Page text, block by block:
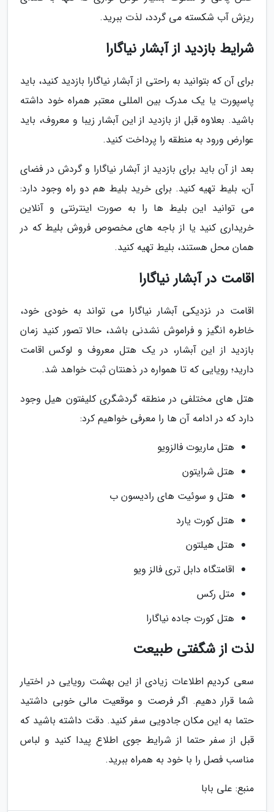
ریزش آب شکسته می گردد، لذت ببرید.
شرایط بازدید از آبشار نیاگارا
برای آن که بتوانید به راحتی از آبشار نیاگارا بازدید کنید، باید
پاسپورت یا یک مدرک بین المللی معتبر همراه خود داشته
باشید. بعلاوه قبل از بازدید از این آبشار زیبا و معروف، باید
عوارض ورود به منطقه را پرداخت کنید.
بعد از آن باید برای بازدید از آبشار نیاگارا و گردش در فضای
آن، بلیط تهیه کنید. برای خرید بلیط هم دو راه وجود دارد:
می توانید این بلیط ها را به صورت اینترنتی و آنلاین
خریداری کنید یا از باجه های مخصوص فروش بلیط که در
همان محل هستند، بلیط تهیه کنید.
اقامت در آبشار نیاگارا
اقامت در نزدیکی آبشار نیاگارا می تواند به خودی خود،
خاطره انگیز و فراموش نشدنی باشد، حالا تصور کنید زمان
بازدید از این آبشار، در یک هتل معروف و لوکس اقامت
دارید؛ رویایی که تا همواره در ذهنتان ثبت خواهد شد.
هتل های مختلفی در منطقه گردشگری کلیفتون هیل وجود
دارد که در ادامه آن ها را معرفی خواهیم کرد:
هتل ماریوت فالزویو
هتل شرایتون
هتل و سوئیت های رادیسون ب
هتل کورت یارد
هتل هیلتون
اقامتگاه دابل تری فالز ویو
متل رکس
هتل کورت جاده نیاگارا
لذت از شگفتی طبیعت
سعی کردیم اطلاعات زیادی از این بهشت رویایی در اختیار
شما قرار دهیم. اگر فرصت و موقعیت مالی خوبی داشتید
حتما به این مکان جادویی سفر کنید. دقت داشته باشید که
قبل از سفر حتما از شرایط جوی اطلاع پیدا کنید و لباس
مناسب فصل را با خود به همراه ببرید.
منبع: علی بابا